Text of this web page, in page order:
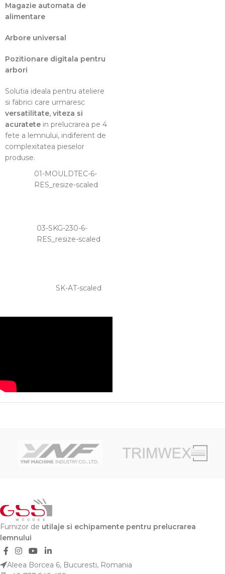
Magazie automata de
alimentare
Arbore universal
Pozitionare digitala pentru
arbori
Solutia ideala pentru ateliere
si fabrici care urmaresc
versatilitate, viteza si
acuratete in prelucrarea pe 4
fete a lemnului, indiferent de
complexitatea pieselor
produse.
01-MOULDTEC-6-
RES_resize-scaled
03-SKG-230-6-
RES_resize-scaled
SK-AT-scaled
Furnizor de utilaje si echipamente pentru prelucrarea
lemnului
Aleea Borcea 6, Bucuresti, Romania